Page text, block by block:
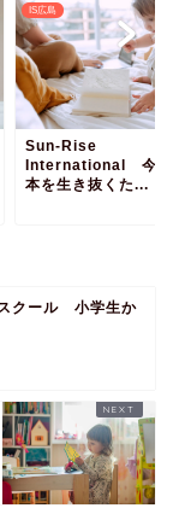
IS広島
Sun-Rise
International 今の
本を生き抜くた...
クール 小学生か